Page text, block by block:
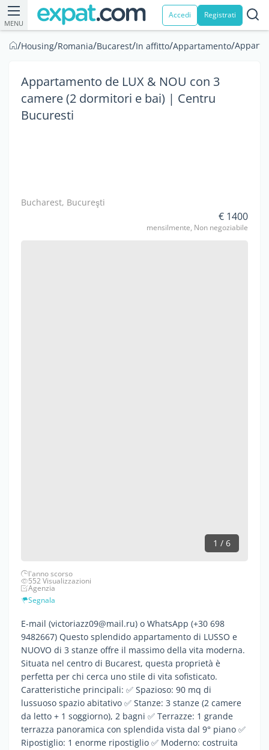
MENU
Accedi Registrati
/Housing/Romania/Bucarest/In affitto/Appartamento/
Appartamento de LUX & NOU con 3
camere (2 dormitori e bai) | Centru
Bucuresti
Bucharest, Bucureşti
€ 1400
mensilmente, Non negoziabile
1 / 6
l'anno scorso
552 Visualizzazioni
Agenzia
Segnala
E-mail (victoriazz09@mail.ru) o WhatsApp (+30 698
9482667) Questo splendido appartamento di LUSSO e
NUOVO di 3 stanze offre il massimo della vita moderna.
Situata nel centro di Bucarest, questa proprietà è
perfetta per chi cerca uno stile di vita sofisticato.
Caratteristiche principali: ✅ Spazioso: 90 mq di
lussuoso spazio abitativo ✅ Stanze: 3 stanze (2 camere
da letto + 1 soggiorno), 2 bagni ✅ Terrazze: 1 grande
terrazza panoramica con splendida vista dal 9° piano ✅
Ripostiglio: 1 enorme ripostiglio ✅ Moderno: costruita